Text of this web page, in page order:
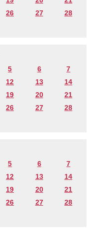
26 27
28
5 6
7
12 13
14
19 20
21
26 27
28
5 6
7
12 13
14
19 20
21
26 27
28